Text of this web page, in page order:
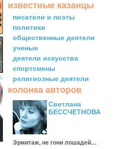
известные казанцы
писатели и поэты
политики
общественные деятели
ученые
деятели искусства
спортсмены
религиозные деятели
колонка авторов
Светлана
БЕССЧЕТНОВА
Эрмитаж, не гони лошадей…